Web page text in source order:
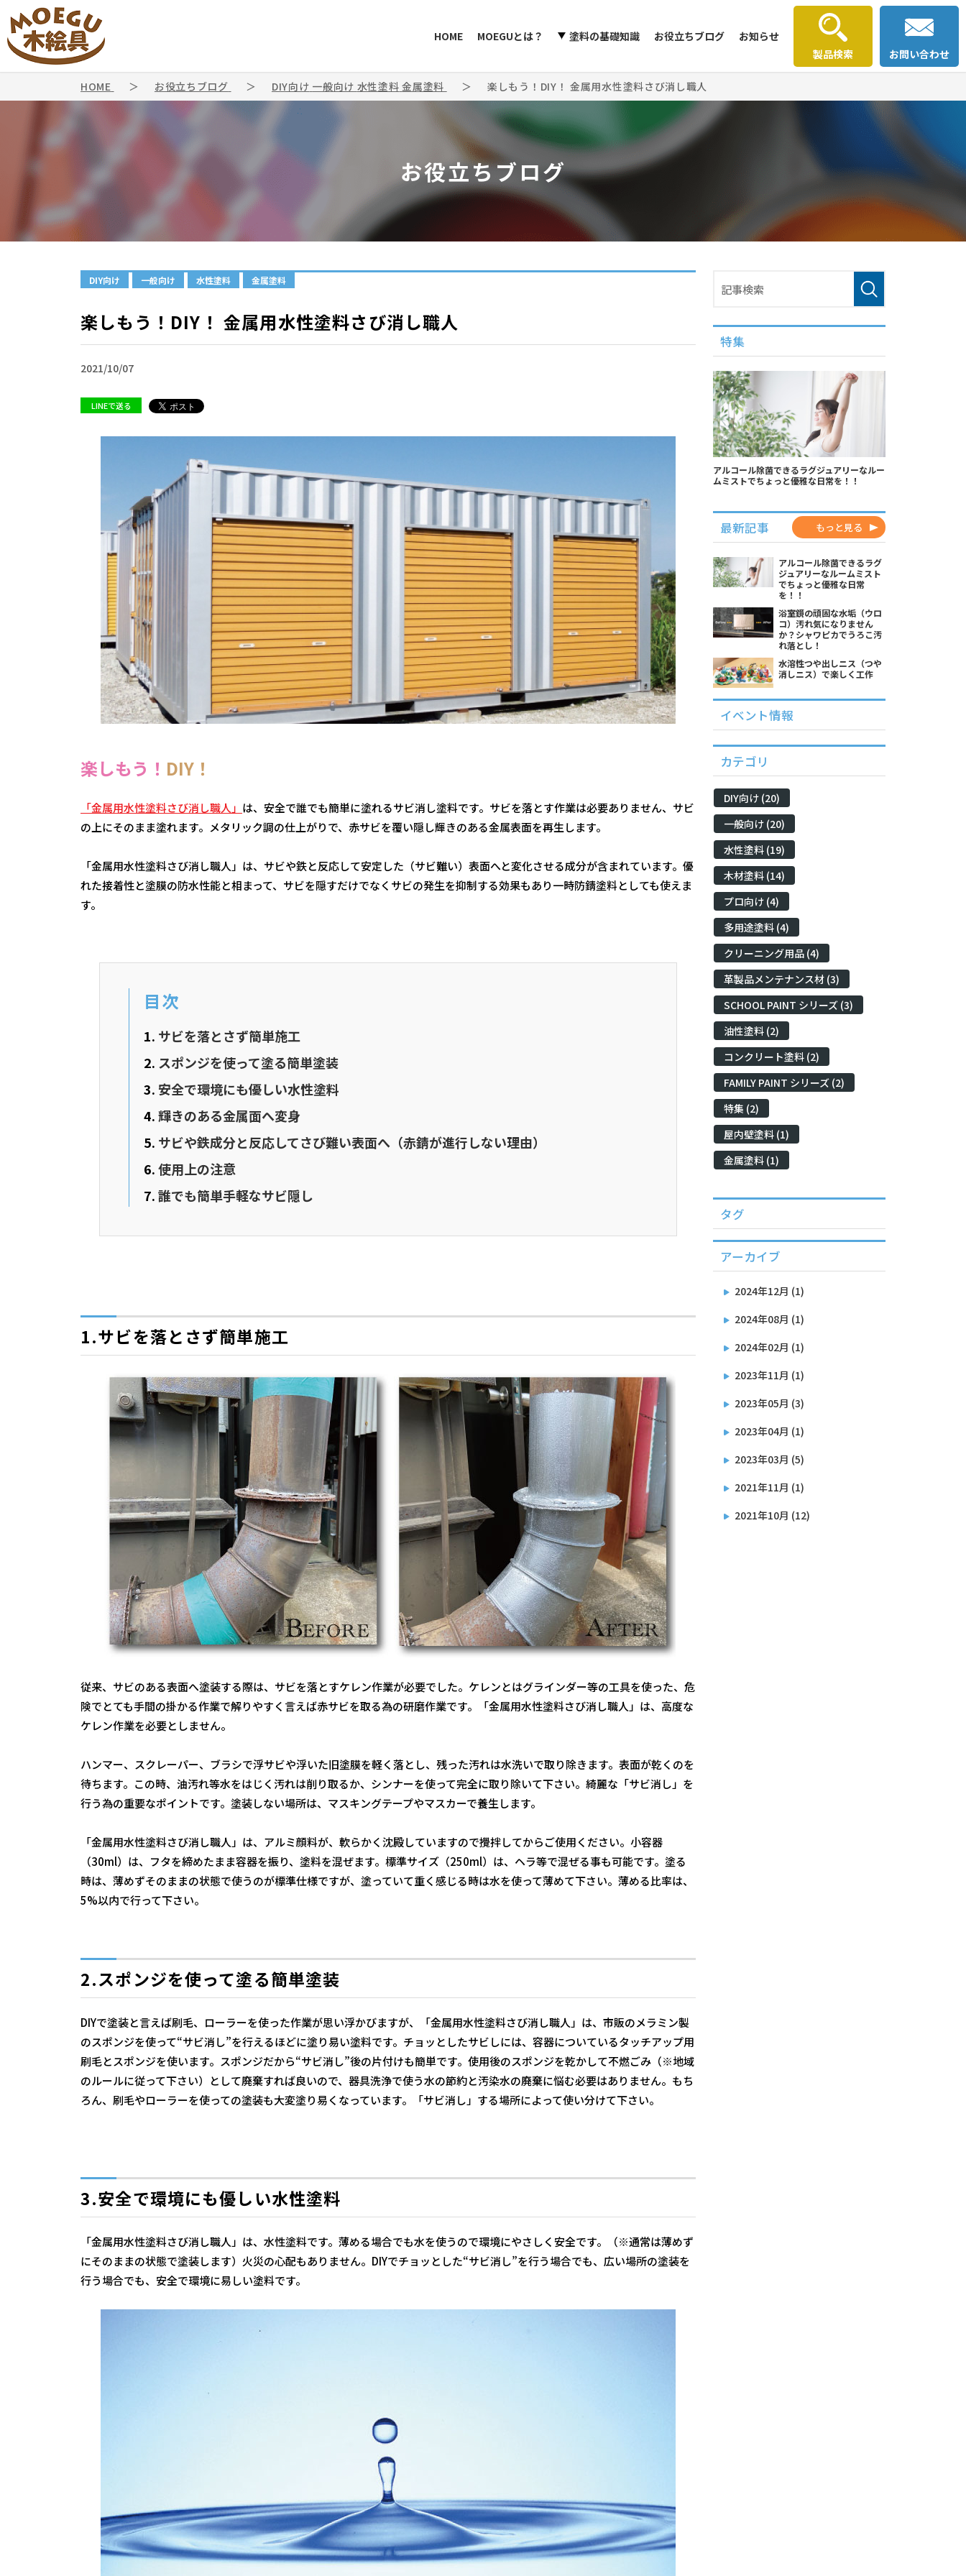
HOME MOEGUとは？ 塗料の基礎知識 お役立ちブログ
お知らせ
製品検索
お問い合わせ
HOME お役立ちブログ DIY向け 一般向け 水性塗料 金属塗料 楽しもう！DIY！ 金属用水性塗料さび消し職人
お役立ちブログ
DIY向け 一般向け 水性塗料 金属塗料
楽しもう！DIY！ 金属用水性塗料さび消し職人
2021/10/07
LINEで送る
楽しもう！ DIY！
「金属用水性塗料さび消し職人」 は、安全で誰でも簡単に塗れるサビ消し塗料です。サビを落とす作業は必要ありません、サビ
の上にそのまま塗れます。メタリック調の仕上がりで、赤サビを覆い隠し輝きのある金属表面を再生します。
「金属用水性塗料さび消し職人」は、サビや鉄と反応して安定した（サビ難い）表面へと変化させる成分が含まれています。優
れた接着性と塗膜の防水性能と相まって、サビを隠すだけでなくサビの発生を抑制する効果もあり一時防錆塗料としても使えま
す。
目次
サビを落とさず簡単施工
スポンジを使って塗る簡単塗装
安全で環境にも優しい水性塗料
輝きのある金属面へ変身
サビや鉄成分と反応してさび難い表面へ（赤錆が進行しない理由）
使用上の注意
誰でも簡単手軽なサビ隠し
1.サビを落とさず簡単施工
従来、サビのある表面へ塗装する際は、サビを落とすケレン作業が必要でした。ケレンとはグラインダー等の工具を使った、危
険でとても手間の掛かる作業で解りやすく言えば赤サビを取る為の研磨作業です。「金属用水性塗料さび消し職人」は、高度な
ケレン作業を必要としません。
ハンマー、スクレーパー、ブラシで浮サビや浮いた旧塗膜を軽く落とし、残った汚れは水洗いで取り除きます。表面が乾くのを
待ちます。この時、油汚れ等水をはじく汚れは削り取るか、シンナーを使って完全に取り除いて下さい。綺麗な「サビ消し」を
行う為の重要なポイントです。塗装しない場所は、マスキングテープやマスカーで養生します。
「金属用水性塗料さび消し職人」は、アルミ顔料が、軟らかく沈殿していますので攪拌してからご使用ください。小容器
（30ml）は、フタを締めたまま容器を振り、塗料を混ぜます。標準サイズ（250ml）は、ヘラ等で混ぜる事も可能です。塗る
時は、薄めずそのままの状態で使うのが標準仕様ですが、塗っていて重く感じる時は水を使って薄めて下さい。薄める比率は、
5%以内で行って下さい。
2.スポンジを使って塗る簡単塗装
DIYで塗装と言えば刷毛、ローラーを使った作業が思い浮かびますが、「金属用水性塗料さび消し職人」は、市販のメラミン製
のスポンジを使って“サビ消し”を行えるほどに塗り易い塗料です。チョッとしたサビしには、容器についているタッチアップ用
刷毛とスポンジを使います。スポンジだから“サビ消し”後の片付けも簡単です。使用後のスポンジを乾かして不燃ごみ（※地域
のルールに従って下さい）として廃棄すれば良いので、器具洗浄で使う水の節約と汚染水の廃棄に悩む必要はありません。もち
ろん、刷毛やローラーを使っての塗装も大変塗り易くなっています。「サビ消し」する場所によって使い分けて下さい。
3.安全で環境にも優しい水性塗料
「金属用水性塗料さび消し職人」は、水性塗料です。薄める場合でも水を使うので環境にやさしく安全です。（※通常は薄めず
にそのままの状態で塗装します）火災の心配もありません。DIYでチョッとした“サビ消し”を行う場合でも、広い場所の塗装を
行う場合でも、安全で環境に易しい塗料です。
特集
アルコール除菌できるラグジュアリーなルー
ムミストでちょっと優雅な日常を！！
最新記事 もっと見る
アルコール除菌できるラグ
ジュアリーなルームミスト
でちょっと優雅な日常
を！！
浴室鏡の頑固な水垢（ウロ
コ）汚れ気になりません
か？シャワピカでうろこ汚
れ落とし！
水溶性つや出しニス（つや
消しニス）で楽しく工作
イベント情報
カテゴリ
DIY向け (20)
一般向け (20)
水性塗料 (19)
木材塗料 (14)
プロ向け (4)
多用途塗料 (4)
クリーニング用品 (4)
革製品メンテナンス材 (3)
SCHOOL PAINT シリーズ (3)
油性塗料 (2)
コンクリート塗料 (2)
FAMILY PAINT シリーズ (2)
特集 (2)
屋内壁塗料 (1)
金属塗料 (1)
タグ
アーカイブ
2024年12月 (1)
2024年08月 (1)
2024年02月 (1)
2023年11月 (1)
2023年05月 (3)
2023年04月 (1)
2023年03月 (5)
2021年11月 (1)
2021年10月 (12)